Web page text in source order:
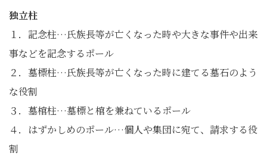
独立柱
１．記念柱…氏族長等が亡くなった時や大きな事件や出来
事などを記念するポール
２．墓標柱…氏族長等が亡くなった時に建てる墓石のよう
な役割
３．墓棺柱…墓標と棺を兼ねているポール
４．はずかしめのポール…個人や集団に宛て、請求する役
割